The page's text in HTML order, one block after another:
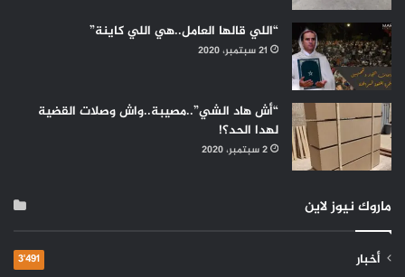
“اللي قالها العامل..هي اللي كاينة”
21 سبتمبر، 2020
“أش هاد الشي”..مصيبة..واش وصلات القضية
لهدا الحد؟!
2 سبتمبر، 2020
ماروك نيوز لاين
أخبار 3٬491